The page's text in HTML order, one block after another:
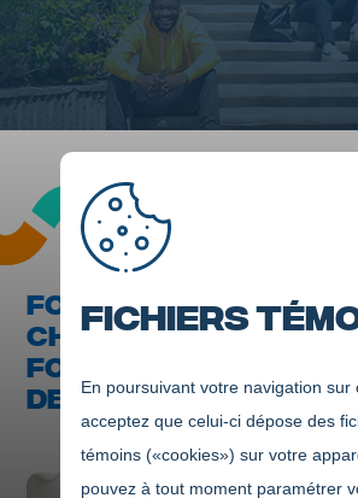
Fichiers
En poursuivant votre navigation sur
acceptez que celui-ci dépose des
témoins («cookies») sur votre
pouvez à tout moment paramétrer
FORMATION
CHARLEVOIX ET
FORMATION
DE JONQUIÈRE